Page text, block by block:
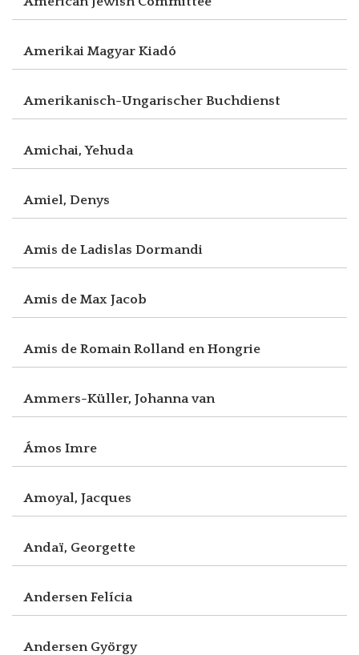
Amerikai Magyar Kiadó
Amerikanisch-Ungarischer Buchdienst
Amichai, Yehuda
Amiel, Denys
Amis de Ladislas Dormandi
Amis de Max Jacob
Amis de Romain Rolland en Hongrie
Ammers-Küller, Johanna van
Ámos Imre
Amoyal, Jacques
Andaï, Georgette
Andersen Felícia
Andersen György